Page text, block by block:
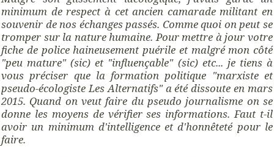
minimum de respect à cet ancien camarade militant en
souvenir de nos échanges passés. Comme quoi on peut se
tromper sur la nature humaine. Pour mettre à jour votre
fiche de police haineusement puérile et malgré mon côté
"peu mature" (sic) et "influençable" (sic) etc... je tiens à
vous préciser que la formation politique "marxiste et
pseudo-écologiste Les Alternatifs" a été dissoute en mars
2015. Quand on veut faire du pseudo journalisme on se
donne les moyens de vérifier ses informations. Faut t-il
avoir un minimum d'intelligence et d'honnêteté pour le
faire.